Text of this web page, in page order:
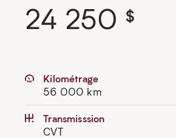
24 250 $
Kilométrage
56 000 km
Transmisssion
CVT